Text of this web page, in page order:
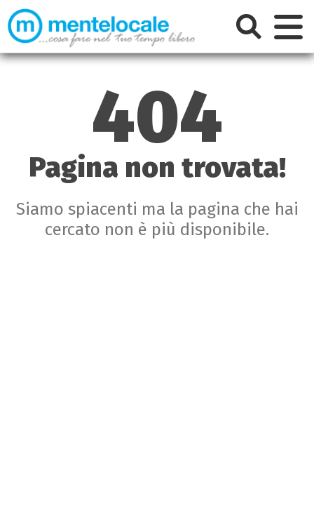
404
Pagina non trovata!
Siamo spiacenti ma la pagina che hai
cercato non è più disponibile.